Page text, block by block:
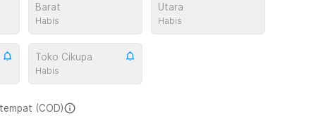
Barat
Habis
Utara
Habis
Toko Cikupa
Habis
(COD)